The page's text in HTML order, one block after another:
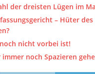
der dreisten Lügen im
– Hüter
nicht vorbei ist!
noch Spazieren